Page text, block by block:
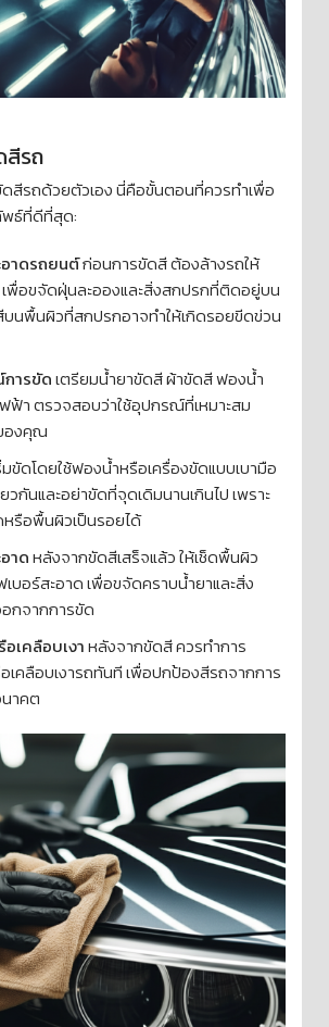
สีรถ
สีรถด้วยตัวเอง นี่คือขั้นตอนที่ควรทำเพื่อ
พธ์ที่ดีที่สุด:
อาดรถยนต์ก่อนการขัดสี ต้องล้างรถให้
พื่อขจัดฝุ่นละอองและสิ่งสกปรกที่ติดอยู่บน
นพื้นผิวที่สกปรกอาจทำให้เกิดรอยขีดข่วน
ารขัดเตรียมน้ำยาขัดสี ผ้าขัดสี ฟองน้ำ
ฟ้า ตรวจสอบว่าใช้อุปกรณ์ที่เหมาะสม
องคุณ
มขัดโดยใช้ฟองน้ำหรือเครื่องขัดแบบเบามือ
วกันและอย่าขัดที่จุดเดิมนานเกินไป เพราะ
รือพื้นผิวเป็นรอยได้
าดหลังจากขัดสีเสร็จแล้ว ให้เช็ดพื้นผิว
เบอร์สะอาด เพื่อขจัดคราบน้ำยาและสิ่ง
กจากการขัด
เคลือบเงาหลังจากขัดสี ควรทำการ
เคลือบเงารถทันที เพื่อปกป้องสีรถจากการ
าคต